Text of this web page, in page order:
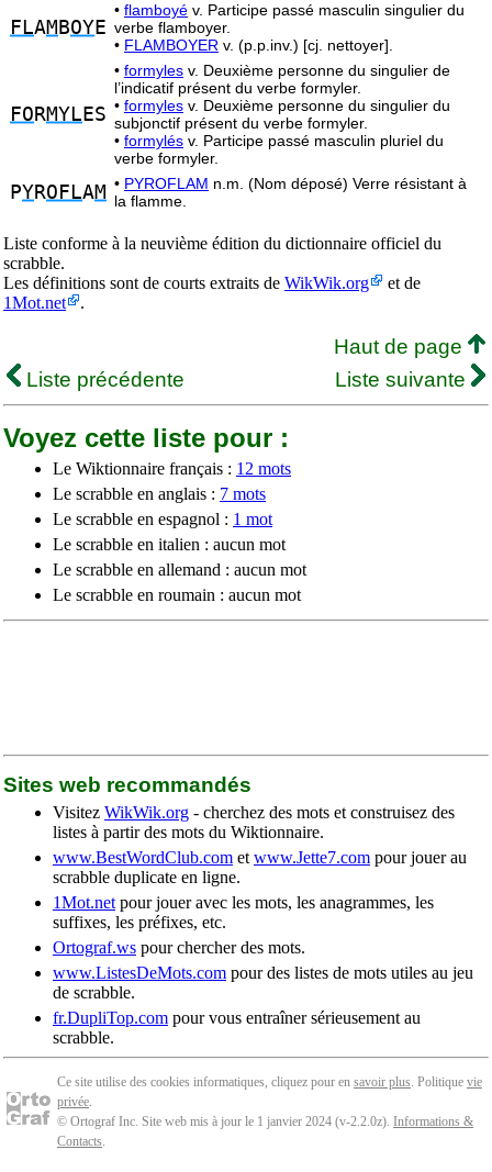
FLAM BOYE
• flamboyé v. Participe passé masculin singulier du
verbe flamboyer.
• FLAMBOYER v. (p.p.inv.) [cj. nettoyer].
FO RMYL ES
• formyles v. Deuxième personne du singulier de
l’indicatif présent du verbe formyler.
• formyles v. Deuxième personne du singulier du
subjonctif présent du verbe formyler.
• formylés v. Participe passé masculin pluriel du
verbe formyler.
PYROFLAM • PYROFLAM n.m. (Nom déposé) Verre résistant à
la flamme.
Liste conforme à la neuvième édition du dictionnaire officiel du
scrabble.
Les définitions sont de courts extraits de WikWik.org
et de
1Mot.net
.
Haut de page
Liste précédente
Liste suivante
Voyez cette liste pour :
Le Wiktionnaire français : 12 mots
Le scrabble en anglais : 7 mots
Le scrabble en espagnol : 1 mot
Le scrabble en italien : aucun mot
Le scrabble en allemand : aucun mot
Le scrabble en roumain : aucun mot
Sites web recommandés
Visitez WikWik.org - cherchez des mots et construisez des
listes à partir des mots du Wiktionnaire.
www.BestWordClub.com et www.Jette7.com pour jouer au
scrabble duplicate en ligne.
1Mot.net pour jouer avec les mots, les anagrammes, les
suffixes, les préfixes, etc.
Ortograf.ws pour chercher des mots.
www.ListesDeMots.com pour des listes de mots utiles au jeu
de scrabble.
fr.DupliTop.com pour vous entraîner sérieusement au
scrabble.
Ce site utilise des cookies informatiques, cliquez pour en savoir plus. Politique vie
privée.
© Ortograf Inc. Site web mis à jour le 1 janvier 2024 (v-2.2.0z). Informations &
Contacts.